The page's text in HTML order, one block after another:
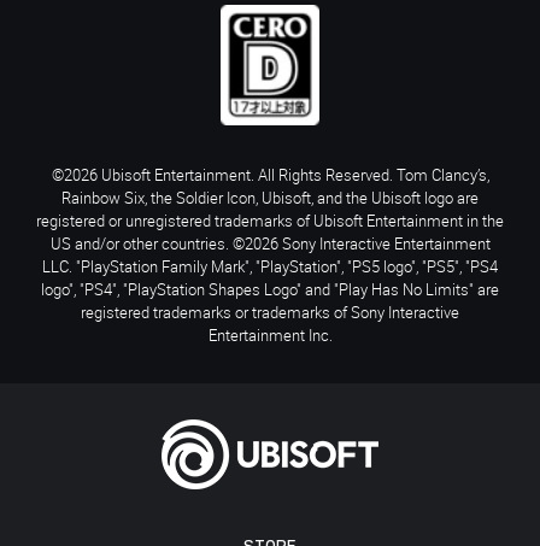
©2026 Ubisoft Entertainment. All Rights Reserved. Tom Clancy’s,
Rainbow Six, the Soldier Icon, Ubisoft, and the Ubisoft logo are
registered or unregistered trademarks of Ubisoft Entertainment in the
US and/or other countries. ©2026 Sony Interactive Entertainment
LLC. "PlayStation Family Mark", "PlayStation", "PS5 logo", "PS5", "PS4
logo", "PS4", "PlayStation Shapes Logo" and "Play Has No Limits" are
registered trademarks or trademarks of Sony Interactive
Entertainment Inc.